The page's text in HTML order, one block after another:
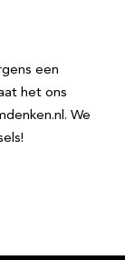
een
het ons
We